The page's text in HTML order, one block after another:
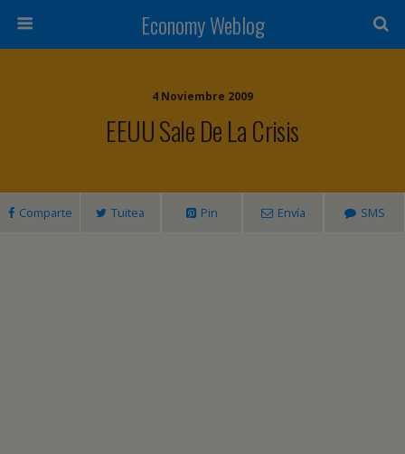
Economy Weblog
4 Noviembre 2009
EEUU Sale De La Crisis
Comparte Tuitea Pin Envía SMS